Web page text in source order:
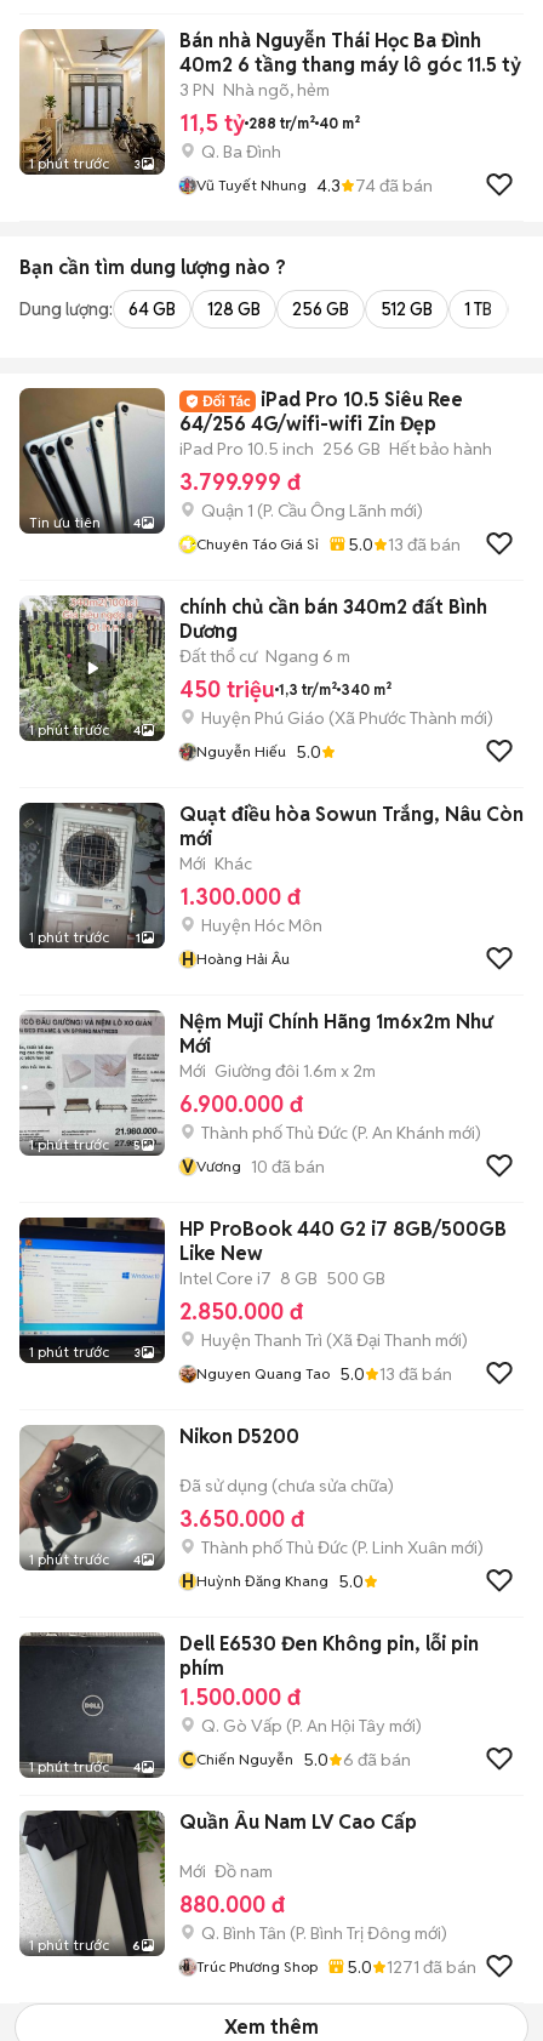
1 phút trước 3
Bán nhà Nguyễn Thái Học Ba Đình
40m2 6 tầng thang máy lô góc 11.5 tỷ
3 PN Nhà ngõ, hẻm
11,5 tỷ 288 tr/m² 40 m²
Q. Ba Đình
Vũ Tuyết Nhung 4.3 74đã bán
Bạn cần tìm dung lượng nào ?
Dung lượng: 64 GB 128 GB 256 GB 512 GB 1 TB
Tin ưu tiên 4
iPad Pro 10.5 Siêu Ree
64/256 4G/wifi-wifi Zin Đẹp
iPad Pro 10.5 inch 256 GB Hết bảo hành
3.799.999 đ
Quận 1 (P. Cầu Ông Lãnh mới)
Chuyên Táo Giá Sỉ 5.0 13 đã bán
1 phút trước 4
chính chủ cần bán 340m2 đất Bình
Dương
Đất thổ cư Ngang 6 m
450 triệu 1,3 tr/m² 340 m²
Huyện Phú Giáo (Xã Phước Thành mới)
Nguyễn Hiếu 5.0
1 phút trước 1
Quạt điều hòa Sowun Trắng, Nâu Còn
mới
Mới Khác
1.300.000 đ
Huyện Hóc Môn
HHoàng Hải Âu
1 phút trước 5
Nệm Muji Chính Hãng 1m6x2m Như
Mới
Mới Giường đôi 1.6m x 2m
6.900.000 đ
Thành phố Thủ Đức (P. An Khánh mới)
VVương 10 đã bán
1 phút trước 3
HP ProBook 440 G2 i7 8GB/500GB
Like New
Intel Core i7 8 GB 500 GB
2.850.000 đ
Huyện Thanh Trì (Xã Đại Thanh mới)
Nguyen Quang Tao 5.0 13 đã bán
1 phút trước 4
Nikon D5200
Đã sử dụng (chưa sửa chữa)
3.650.000 đ
Thành phố Thủ Đức (P. Linh Xuân mới)
HHuỳnh Đăng Khang 5.0
1 phút trước 4
Dell E6530 Đen Không pin, lỗi pin
phím
1.500.000 đ
Q. Gò Vấp (P. An Hội Tây mới)
CChiến Nguyễn 5.0 6 đã bán
1 phút trước 6
Quần Âu Nam LV Cao Cấp
Mới Đồ nam
880.000 đ
Q. Bình Tân (P. Bình Trị Đông mới)
Trúc Phương Shop 5.0 1271 đã bán
Xem thêm